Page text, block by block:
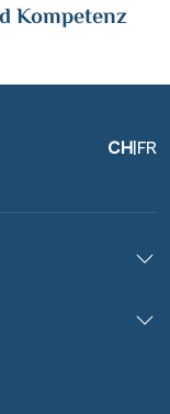
Kompetenz
CH FR